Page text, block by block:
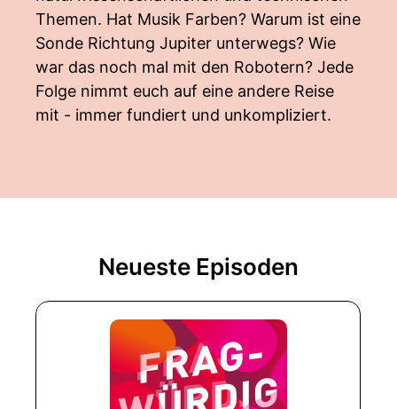
Themen. Hat Musik Farben? Warum ist eine
Sonde Richtung Jupiter unterwegs? Wie
war das noch mal mit den Robotern? Jede
Folge nimmt euch auf eine andere Reise
mit - immer fundiert und unkompliziert.
Neueste Episoden